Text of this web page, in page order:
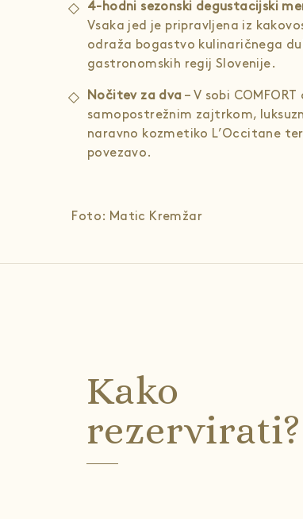
4-hodni sezonski degustacijski
Vsaka jed je pripravljena iz
odraža bogastvo kulinaričnega
gastronomskih regij Slovenije.
Nočitev za dva – V sobi
samopostrežnim zajtrkom,
naravno kozmetiko L’Occitane
povezavo.
Foto: Matic Kremžar
Kako
rezervirati?